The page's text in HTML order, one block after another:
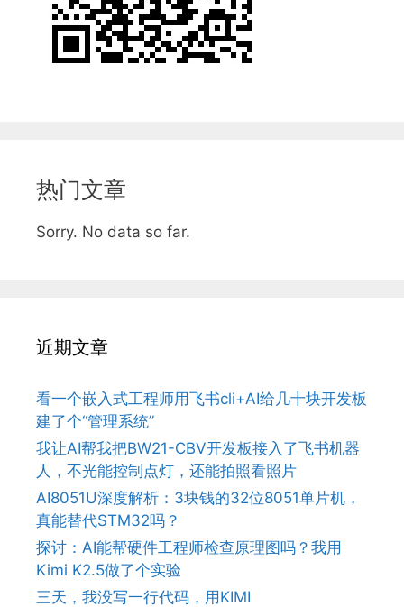
热门文章
Sorry. No data so far.
近期文章
看一个嵌入式工程师用飞书cli+AI给几十块开发板
建了个“管理系统”
我让AI帮我把BW21-CBV开发板接入了飞书机器
人，不光能控制点灯，还能拍照看照片
AI8051U深度解析：3块钱的32位8051单片机，
真能替代STM32吗？
探讨：AI能帮硬件工程师检查原理图吗？我用
Kimi K2.5做了个实验
三天，我没写一行代码，用KIMI